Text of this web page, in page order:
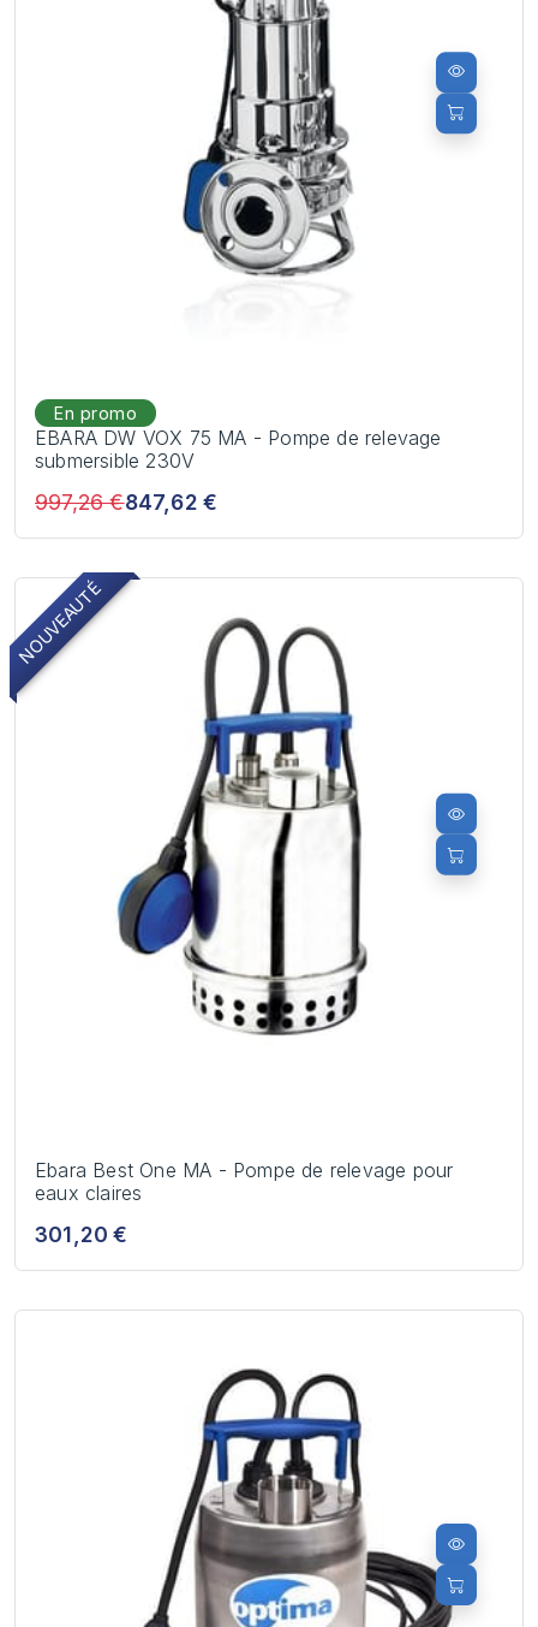
En promo
EBARA DW VOX 75 MA - Pompe de relevage
submersible 230V
997,26 €847,62 €
NOUVEAUTÉ
Ebara Best One MA - Pompe de relevage pour
eaux claires
301,20 €